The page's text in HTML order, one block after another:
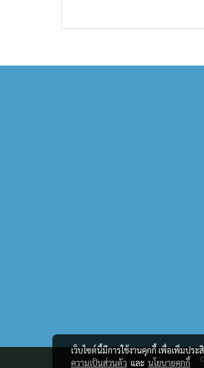
เว็บไซต์นี้มีการใช้งานคุกกี้ เพื่อเพิ่มปร
ความเป็นส่วนตัว และ นโยบายคุกกี้